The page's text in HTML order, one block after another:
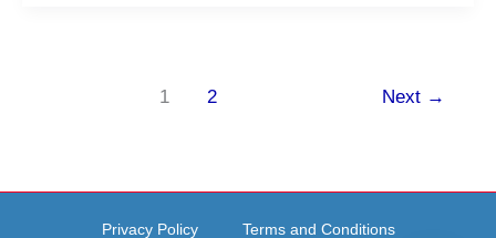
1 2 Next →
Privacy Policy Terms and Conditions